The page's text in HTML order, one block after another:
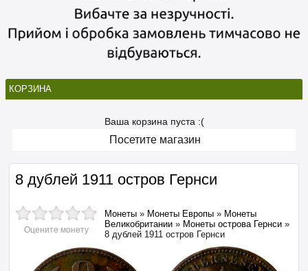
КОРЗИНА
Ваша корзина пуста :(
Посетите магазин
8 дублей 1911 остров Гернси
Оцените монету
Монеты » Монеты Европы » Монеты
Великобритании » Монеты острова Гернси »
8 дублей 1911 остров Гернси